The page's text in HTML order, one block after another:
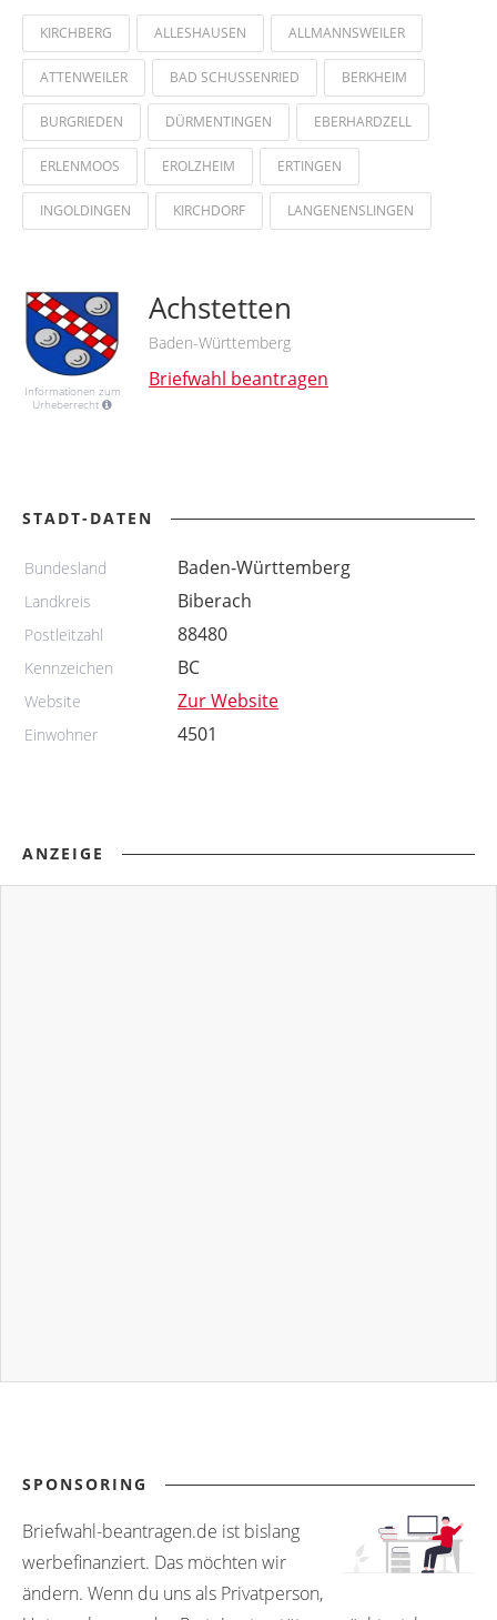
KIRCHBERG ALLESHAUSEN ALLMANNSWEILER
ATTENWEILER BAD SCHUSSENRIED BERKHEIM
BURGRIEDEN DÜRMENTINGEN EBERHARDZELL
ERLENMOOS EROLZHEIM ERTINGEN
INGOLDINGEN KIRCHDORF LANGENENSLINGEN
Informationen zum
Urheberrecht
Achstetten
Baden-Württemberg
Briefwahl beantragen
STADT-DATEN
Bundesland Baden-Württemberg
Landkreis Biberach
Postleitzahl 88480
Kennzeichen BC
Website Zur Website
Einwohner 4501
ANZEIGE
SPONSORING
Briefwahl-beantragen.de ist bislang
werbefinanziert. Das möchten wir
ändern. Wenn du uns als Privatperson,